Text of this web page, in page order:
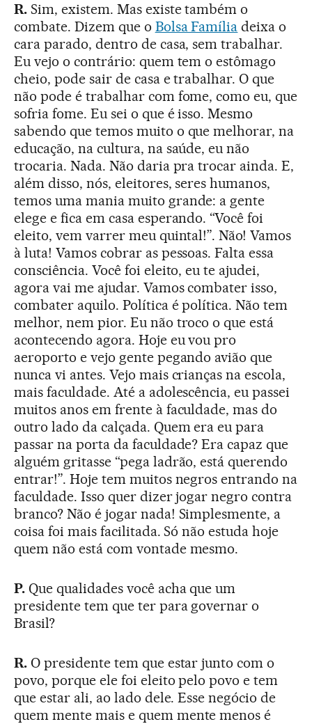
R.Sim, existem. Mas existe também o
combate. Dizem que o Bolsa Família deixa o
cara parado, dentro de casa, sem trabalhar.
Eu vejo o contrário: quem tem o estômago
cheio, pode sair de casa e trabalhar. O que
não pode é trabalhar com fome, como eu, que
sofria fome. Eu sei o que é isso. Mesmo
sabendo que temos muito o que melhorar, na
educação, na cultura, na saúde, eu não
trocaria. Nada. Não daria pra trocar ainda. E,
além disso, nós, eleitores, seres humanos,
temos uma mania muito grande: a gente
elege e fica em casa esperando. “Você foi
eleito, vem varrer meu quintal!”. Não! Vamos
à luta! Vamos cobrar as pessoas. Falta essa
consciência. Você foi eleito, eu te ajudei,
agora vai me ajudar. Vamos combater isso,
combater aquilo. Política é política. Não tem
melhor, nem pior. Eu não troco o que está
acontecendo agora. Hoje eu vou pro
aeroporto e vejo gente pegando avião que
nunca vi antes. Vejo mais crianças na escola,
mais faculdade. Até a adolescência, eu passei
muitos anos em frente à faculdade, mas do
outro lado da calçada. Quem era eu para
passar na porta da faculdade? Era capaz que
alguém gritasse “pega ladrão, está querendo
entrar!”. Hoje tem muitos negros entrando na
faculdade. Isso quer dizer jogar negro contra
branco? Não é jogar nada! Simplesmente, a
coisa foi mais facilitada. Só não estuda hoje
quem não está com vontade mesmo.
P.Que qualidades você acha que um
presidente tem que ter para governar o
Brasil?
R. O presidente tem que estar junto com o
povo, porque ele foi eleito pelo povo e tem
que estar ali, ao lado dele. Esse negócio de
quem mente mais e quem mente menos é